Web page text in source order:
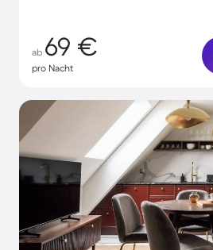
ab 69 €
pro Nacht